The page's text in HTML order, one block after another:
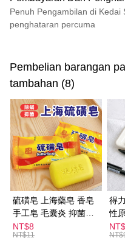
Penuh Pengambilan di Kedai
penghataran percuma
Kad Kredit (Bayaran Penuh)
Pengambilan di Kedai
LINE Pay
Apple Pay
JKOPAY
Easy Wallet
Pemindahan ATM
Pilihan Penghantaran
Pembelian barangan
tambahan (8)
硫磺皂 上海藥皂 香皂
手工皂 毛囊炎 抑菌除
蟎 清潔護膚 去油去痘
NT$8
NT$11
得
性